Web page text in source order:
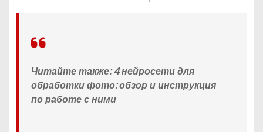
Читайте также: 4 нейросети для
обработки фото: обзор и инструкция
по работе с ними